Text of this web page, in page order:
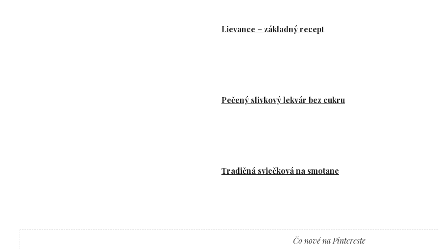
Lievance – základný recept
Pečený slivkový lekvár bez cukru
Tradičná sviečková na smotane
Čo nové na Pintereste